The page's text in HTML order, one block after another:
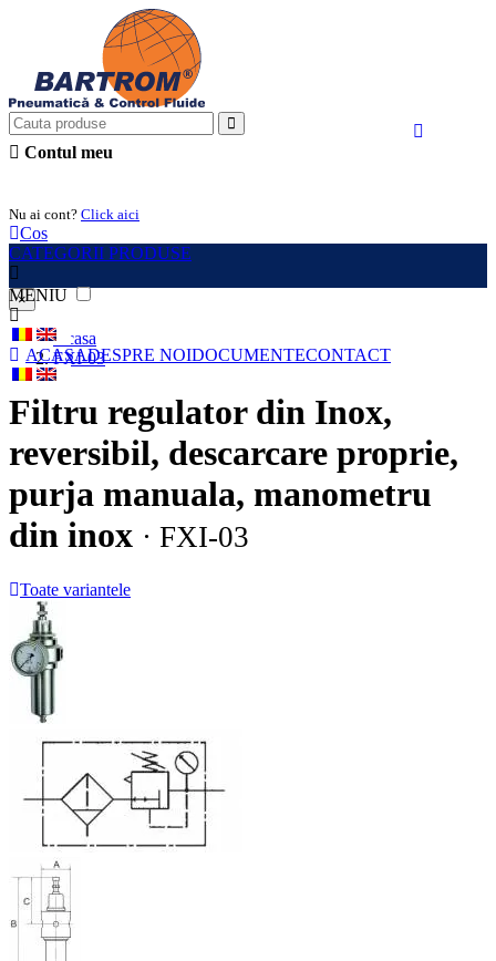
Contul meu
Nu ai cont? Click aici
Cos
CATEGORII PRODUSE
MENIU
ACASADESPRE NOIDOCUMENTECONTACT
×
Acasa
FXI-03
Filtru regulator din Inox,
reversibil, descarcare proprie,
purja manuala, manometru
din inox · FXI-03
Toate variantele